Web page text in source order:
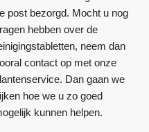
post bezorgd. Mocht u nog
hebben over de
neem dan
contact op met onze
Dan gaan we
hoe we u zo goed
kunnen helpen.